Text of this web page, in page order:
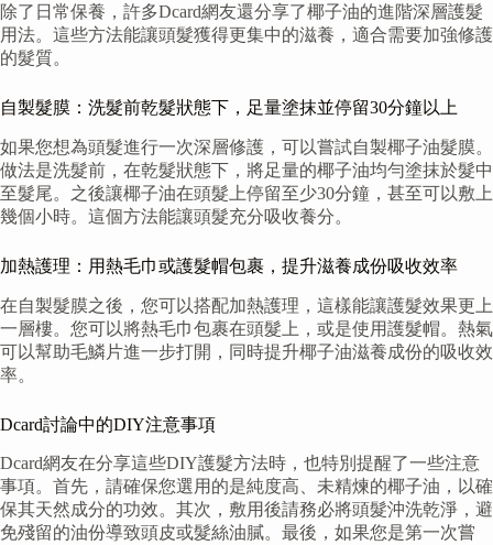
除了日常保養，許多Dcard網友還分享了椰子油的進階深層護髮
用法。這些方法能讓頭髮獲得更集中的滋養，適合需要加強修護
的髮質。
自製髮膜：洗髮前乾髮狀態下，足量塗抹並停留30分鐘以上
如果您想為頭髮進行一次深層修護，可以嘗試自製椰子油髮膜。
做法是洗髮前，在乾髮狀態下，將足量的椰子油均勻塗抹於髮中
至髮尾。之後讓椰子油在頭髮上停留至少30分鐘，甚至可以敷上
幾個小時。這個方法能讓頭髮充分吸收養分。
加熱護理：用熱毛巾或護髮帽包裹，提升滋養成份吸收效率
在自製髮膜之後，您可以搭配加熱護理，這樣能讓護髮效果更上
一層樓。您可以將熱毛巾包裹在頭髮上，或是使用護髮帽。熱氣
可以幫助毛鱗片進一步打開，同時提升椰子油滋養成份的吸收效
率。
Dcard討論中的DIY注意事項
Dcard網友在分享這些DIY護髮方法時，也特別提醒了一些注意
事項。首先，請確保您選用的是純度高、未精煉的椰子油，以確
保其天然成分的功效。其次，敷用後請務必將頭髮沖洗乾淨，避
免殘留的油份導致頭皮或髮絲油膩。最後，如果您是第一次嘗